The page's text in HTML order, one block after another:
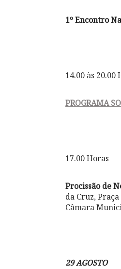
1º Encontro
14.00 às 20.00
PROGRAMA
17.00 Horas
Procissão de
da Cruz,
Câmara
29 AGOSTO